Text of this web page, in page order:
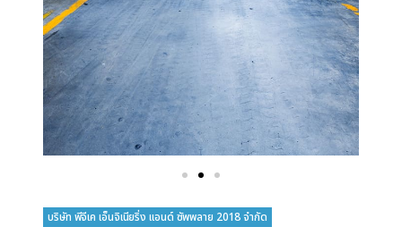
บริษัท พีจีเค เอ็นจิเนียริ่ง แอนด์ ซัพพลาย 2018 จำกัด